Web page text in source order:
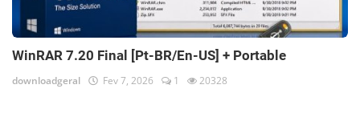
WinRAR 7.20 Final [Pt-BR/En-US] + Portable
downloadgeral Fev 7, 2026 1 20328